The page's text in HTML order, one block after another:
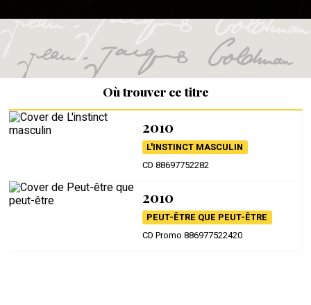
Où trouver ce titre
2010
L'INSTINCT MASCULIN
CD 88697752282
2010
PEUT-ÊTRE QUE PEUT-ÊTRE
CD Promo 886977522420